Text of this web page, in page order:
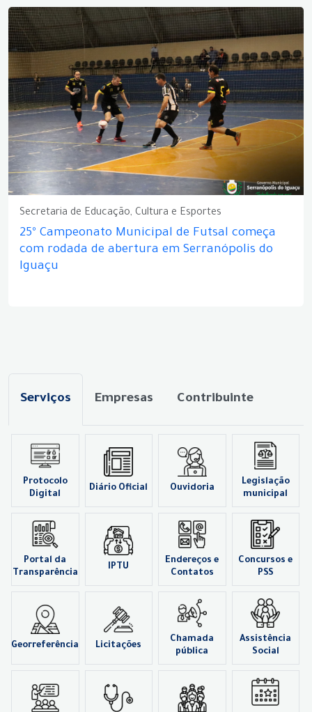
Secretaria de Educação, Cultura e Esportes
25º Campeonato Municipal de Futsal começa
com rodada de abertura em Serranópolis do
Iguaçu
Serviços Empresas Contribuinte
Protocolo
Digital
Diário Oficial Ouvidoria
Legislação
municipal
Portal da
Transparência
IPTU
Endereços e
Contatos
Concursos e
PSS
Georreferência Licitações
Chamada
pública
Assistência
Social